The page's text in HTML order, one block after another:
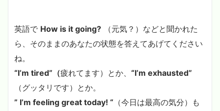
英語で How is it going? （元気？）などと聞かれた
ら、そのままのあなたの状態を答えてあげてください
ね。
“I’m tired”（疲れてます）とか、 “I’m exhausted”
（グッタリです）とか。
” I’m feeling great today! “ （今日は最高の気分）も